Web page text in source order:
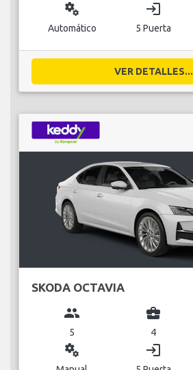
miscellaneous_services
Automático
login
5 Puerta
VER DETALLES...
SKODA OCTAVIA
group
5
business_center
4
miscellaneous_services login